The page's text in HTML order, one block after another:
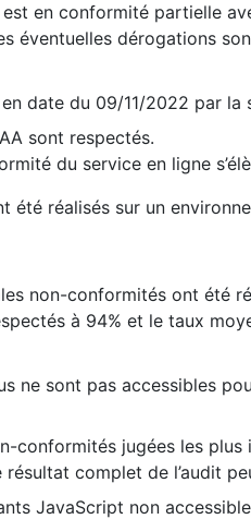
est en conformité partielle
éventuelles dérogations
en date du 09/11/2022 par
sont respectés.
du service en ligne
été réalisés sur un
non-conformités ont été
à 94% et le taux
ne sont pas accessibles
conformités jugées les
résultat complet de l’audit
JavaScript non